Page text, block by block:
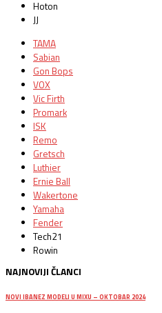
Hoton
JJ
TAMA
Sabian
Gon Bops
VOX
Vic Firth
Promark
ISK
Remo
Gretsch
Luthier
Ernie Ball
Wakertone
Yamaha
Fender
Tech21
Rowin
NAJNOVIJI ČLANCI
NOVI IBANEZ MODELI U MIXU – OKTOBAR 2024